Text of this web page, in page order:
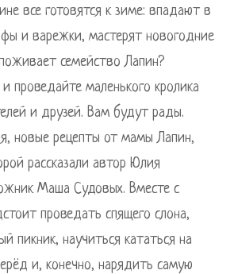
все готовятся к зиме: впадают в
и варежки, мастерят новогодние
семейство Лапин?
проведайте маленького кролика
и друзей. Вам будут рады.
новые рецепты от мамы Лапин,
рассказали автор Юлия
Маша Судовых. Вместе с
проведать спящего слона,
пикник, научиться кататься на
и, конечно, нарядить самую